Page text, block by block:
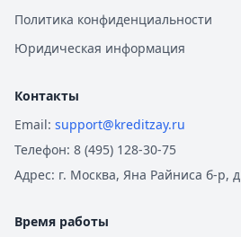
Политика конфиденциальности
Юридическая информация
Контакты
Email: support@kreditzay.ru
Телефон: 8 (495) 128-30-75
Адрес: г. Москва, Яна Райниса б-р,
Время работы